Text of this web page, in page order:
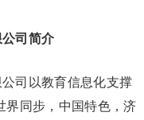
司简介
司以教育信息化支撑
界同步，中国特色，济